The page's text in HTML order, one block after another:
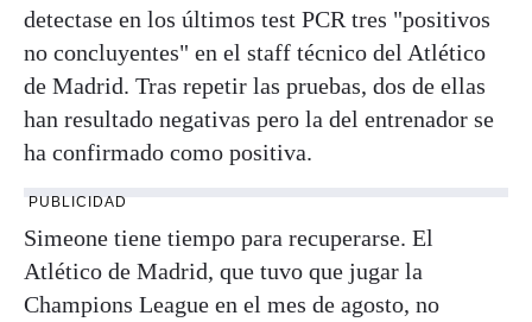
detectase en los últimos test PCR tres "positivos
no concluyentes" en el staff técnico del Atlético
de Madrid. Tras repetir las pruebas, dos de ellas
han resultado negativas pero la del entrenador se
ha confirmado como positiva.
PUBLICIDAD
Simeone tiene tiempo para recuperarse. El
Atlético de Madrid, que tuvo que jugar la
Champions League en el mes de agosto, no